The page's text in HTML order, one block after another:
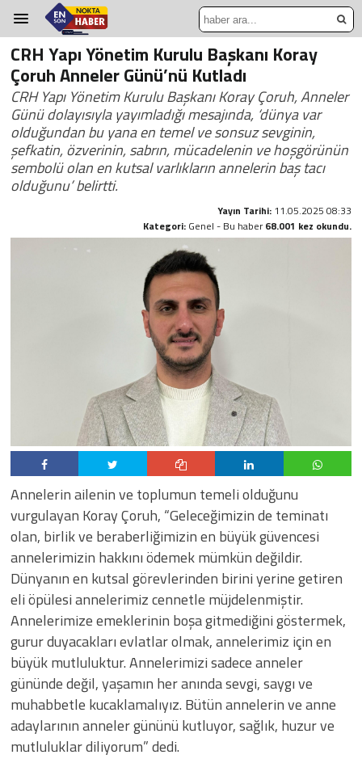
CRH Yapı Yönetim Kurulu Başkanı Koray
Çoruh Anneler Günü’nü Kutladı
CRH Yapı Yönetim Kurulu Başkanı Koray Çoruh, Anneler
Günü dolayısıyla yayımladığı mesajında, ‘dünya var
olduğundan bu yana en temel ve sonsuz sevginin,
şefkatin, özverinin, sabrın, mücadelenin ve hoşgörünün
sembolü olan en kutsal varlıkların annelerin baş tacı
olduğunu’ belirtti.
Yayın Tarihi: 11.05.2025 08:33
Kategori: Genel - Bu haber68.001 kez okundu.
Annelerin ailenin ve toplumun temeli olduğunu
vurgulayan Koray Çoruh, “Geleceğimizin de teminatı
olan, birlik ve beraberliğimizin en büyük güvencesi
annelerimizin hakkını ödemek mümkün değildir.
Dünyanın en kutsal görevlerinden birini yerine getiren
eli öpülesi annelerimiz cennetle müjdelenmiştir.
Annelerimize emeklerinin boşa gitmediğini göstermek,
gurur duyacakları evlatlar olmak, annelerimiz için en
büyük mutluluktur. Annelerimizi sadece anneler
gününde değil, yaşamın her anında sevgi, saygı ve
muhabbetle kucaklamalıyız. Bütün annelerin ve anne
adaylarının anneler gününü kutluyor, sağlık, huzur ve
mutluluklar diliyorum” dedi.